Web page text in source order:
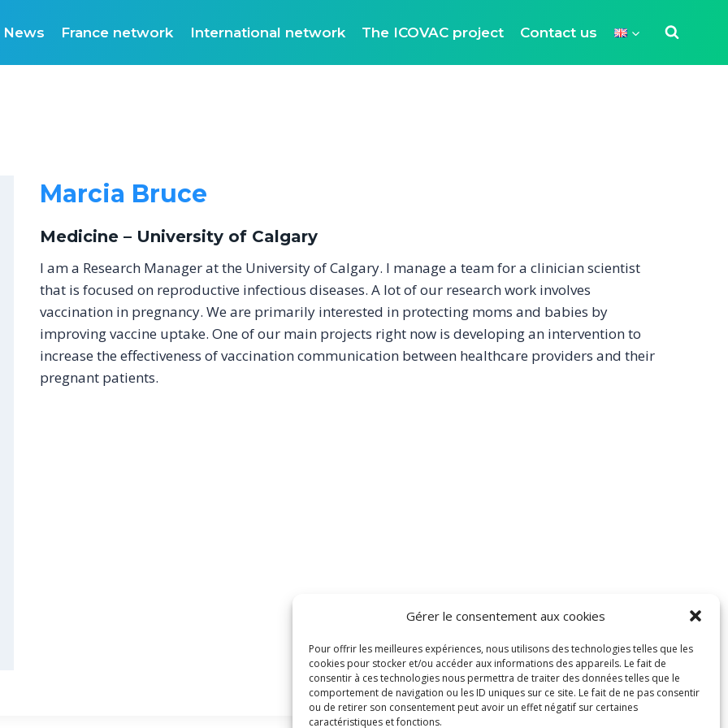
Gérer le consentement aux cookies
Pour offrir les meilleures expériences, nous utilisons des technologies telles que les
cookies pour stocker et/ou accéder aux informations des appareils. Le fait de
consentir à ces technologies nous permettra de traiter des données telles que le
comportement de navigation ou les ID uniques sur ce site. Le fait de ne pas consentir
ou de retirer son consentement peut avoir un effet négatif sur certaines
caractéristiques et fonctions.
News France network International network The ICOVAC project Contact us
Marcia Bruce
Medicine – University of Calgary
I am a Research Manager at the University of Calgary. I manage a team for a clinician scientist
that is focused on reproductive infectious diseases. A lot of our research work involves
vaccination in pregnancy. We are primarily interested in protecting moms and babies by
improving vaccine uptake. One of our main projects right now is developing an intervention to
increase the effectiveness of vaccination communication between healthcare providers and their
pregnant patients.